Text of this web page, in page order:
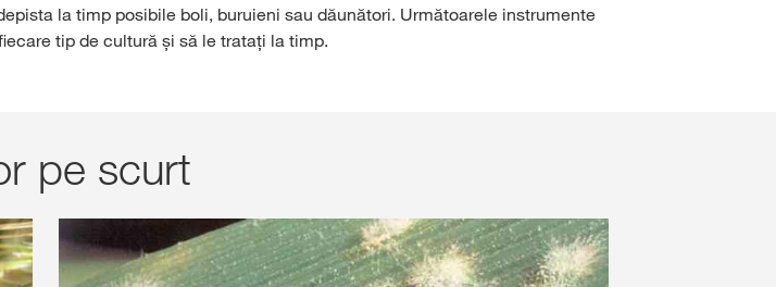
la timp posibile boli, buruieni sau dăunători. Următoarele instrumente
tip de cultură și să le tratați la timp.
pe scurt